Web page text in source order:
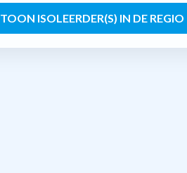
TOON ISOLEERDER(S) IN DE REGIO